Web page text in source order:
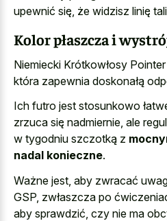
upewnić się, że widzisz linię
Kolor płaszcza i
Niemiecki Krótkowłosy
która zapewnia doskonałą
Ich futro jest stosunkowo
zrzuca się nadmiernie, ale
w tygodniu szczotką z
nadal konieczne.
Ważne jest, aby zwracać
GSP, zwłaszcza po
aby sprawdzić, czy nie ma